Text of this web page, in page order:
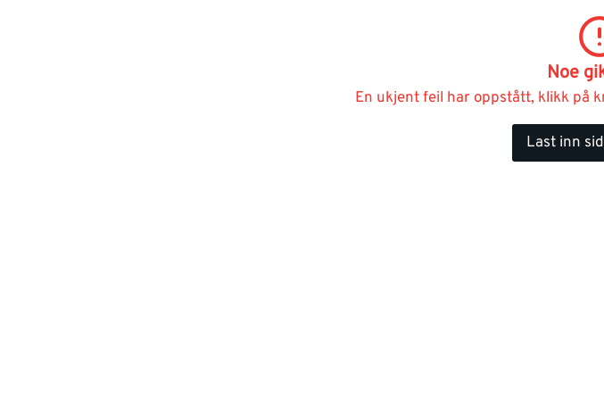
Noe
En ukjent feil har oppstått, klikk på
Last inn